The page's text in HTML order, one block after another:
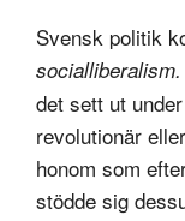
Svensk politik
socialliberalism.
det sett ut
revolutionär
honom som
stödde sig